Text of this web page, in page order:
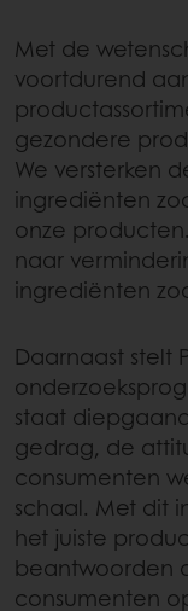
Met de
voortdurend
gezondere
We versterken
ingrediënten
onze
naar
ingrediënten
Daarnaast stelt
staat
gedrag, de
consumenten
schaal. Met dit
het juiste
beantwoorden
consumenten